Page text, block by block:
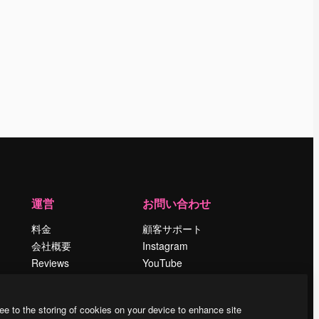
運営
料金
会社概要
Reviews
ブログ
お問い合わせ
顧客サポート
Instagram
YouTube
Discord
to the storing of cookies on your device to enhance site